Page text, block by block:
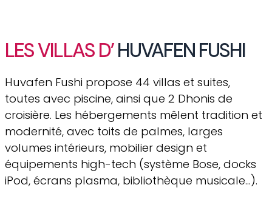
LES VILLAS D’HUVAFEN FUSHI
Huvafen Fushi propose 44 villas et suites,
toutes avec piscine, ainsi que 2 Dhonis de
croisière. Les hébergements mêlent tradition et
modernité, avec toits de palmes, larges
volumes intérieurs, mobilier design et
équipements high-tech (système Bose, docks
iPod, écrans plasma, bibliothèque musicale…).